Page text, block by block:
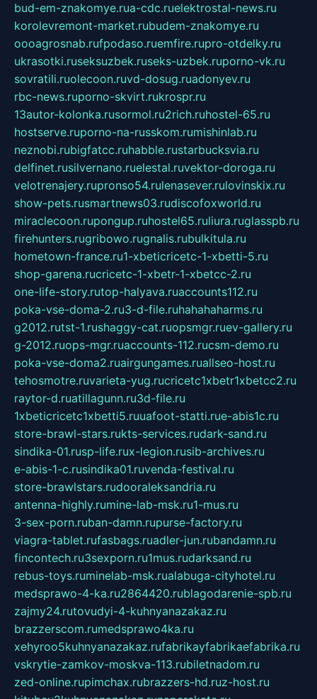
bud-em-znakomye.rua-cdc.ruelektrostal-news.ru
korolevremont-market.rubudem-znakomye.ru
oooagrosnab.rufpodaso.ruemfire.rupro-otdelky.ru
ukrasotki.ruseksuzbek.ruseks-uzbek.ruporno-vk.ru
sovratili.ruolecoon.ruvd-dosug.ruadonyev.ru
rbc-news.ruporno-skvirt.rukrospr.ru
13autor-kolonka.rusormol.ru2rich.ruhostel-65.ru
hostserve.ruporno-na-russkom.rumishinlab.ru
neznobi.rubigfatcc.ruhabble.rustarbucksvia.ru
delfinet.rusilvernano.ruelestal.ruvektor-doroga.ru
velotrenajery.rupronso54.rulenasever.rulovinskix.ru
show-pets.rusmartnews03.rudiscofoxworld.ru
miraclecoon.rupongup.ruhostel65.ruliura.ruglasspb.ru
firehunters.rugribowo.rugnalis.rubulkitula.ru
hometown-france.ru1-xbeticricetc-1-xbetti-5.ru
shop-garena.rucricetc-1-xbetr-1-xbetcc-2.ru
one-life-story.rutop-halyava.ruaccounts112.ru
poka-vse-doma-2.ru3-d-file.ruhahahaharms.ru
g2012.rutst-1.rushaggy-cat.ruopsmgr.ruev-gallery.ru
g-2012.ruops-mgr.ruaccounts-112.rucsm-demo.ru
poka-vse-doma2.ruairgungames.ruallseo-host.ru
tehosmotre.ruvarieta-yug.rucricetc1xbetr1xbetcc2.ru
raytor-d.ruatillagunn.ru3d-file.ru
1xbeticricetc1xbetti5.ruuafoot-statti.rue-abis1c.ru
store-brawl-stars.rukts-services.rudark-sand.ru
sindika-01.rusp-life.rux-legion.rusib-archives.ru
e-abis-1-c.rusindika01.ruvenda-festival.ru
store-brawlstars.rudooraleksandria.ru
antenna-highly.rumine-lab-msk.ru1-mus.ru
3-sex-porn.ruban-damn.rupurse-factory.ru
viagra-tablet.rufasbags.ruadler-jun.rubandamn.ru
fincontech.ru3sexporn.ru1mus.rudarksand.ru
rebus-toys.ruminelab-msk.rualabuga-cityhotel.ru
medsprawo-4-ka.ru2864420.rublagodarenie-spb.ru
zajmy24.rutovudyi-4-kuhnyanazakaz.ru
brazzerscom.rumedsprawo4ka.ru
xehyroo5kuhnyanazakaz.rufabrikayfabrikaefabrika.ru
vskrytie-zamkov-moskva-113.rubiletnadom.ru
zed-online.rupimchax.rubrazzers-hd.ruz-host.ru